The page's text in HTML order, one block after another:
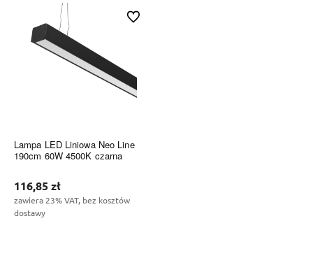
Lampa LED Liniowa Neo Line
190cm 60W 4500K czarna
116,85 zł
zawiera 23% VAT, bez kosztów
dostawy
Do ulubionych